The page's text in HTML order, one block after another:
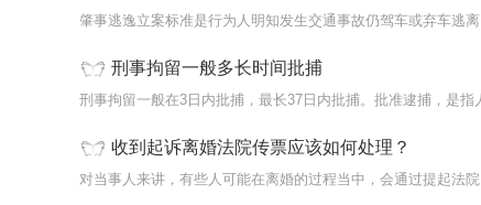
刑事拘留一般多长时间批捕
收到起诉离婚法院传票应该如何处理？